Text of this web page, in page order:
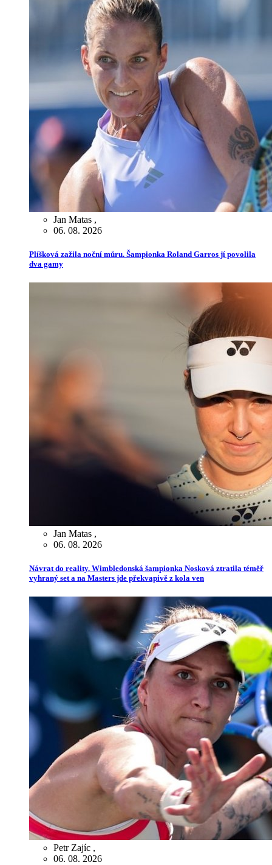
Jan Matas ,
06. 08. 2026
Plíšková zažila noční můru. Šampionka Roland Garros jí povolila
dva gamy
Jan Matas ,
06. 08. 2026
Návrat do reality. Wimbledonská šampionka Nosková ztratila téměř
vyhraný set a na Masters jde překvapivě z kola ven
Petr Zajíc ,
06. 08. 2026